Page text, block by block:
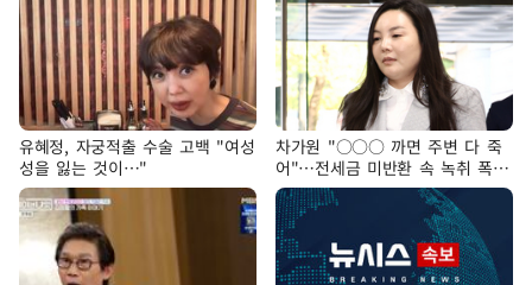
유혜정, 자궁적출 수술 고백 "여성
성을 잃는 것이…"
차가원 "○○○ 까면 주변 다 죽
어"…전세금 미반환 속 녹취 폭로
파장